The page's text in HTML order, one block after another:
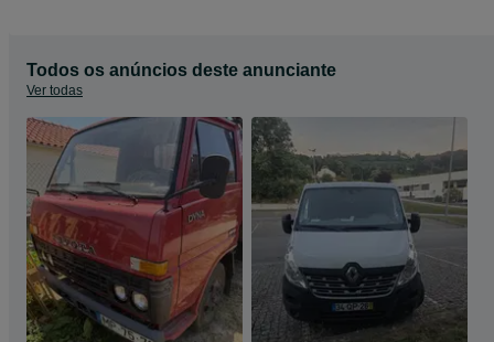
Todos os anúncios deste anunciante
Ver todas